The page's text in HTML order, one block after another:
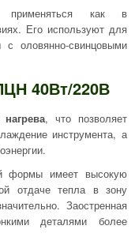
как в
Его используют для
оловянно-свинцовыми
40Вт/220В
, что позволяет
инструмента, а
формы имеет высокую
отдаче тепла в зону
Заостренная
деталями более